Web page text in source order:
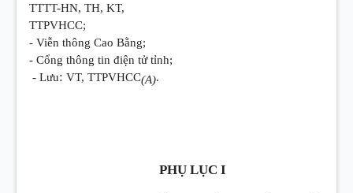
TTTT-HN, TH, KT,
TTPVHCC;
- Viễn thông Cao Bằng;
- Cổng thông tin điện tử tỉnh;
- Lưu: VT, TTPVHCC(A).
PHỤ LỤC I